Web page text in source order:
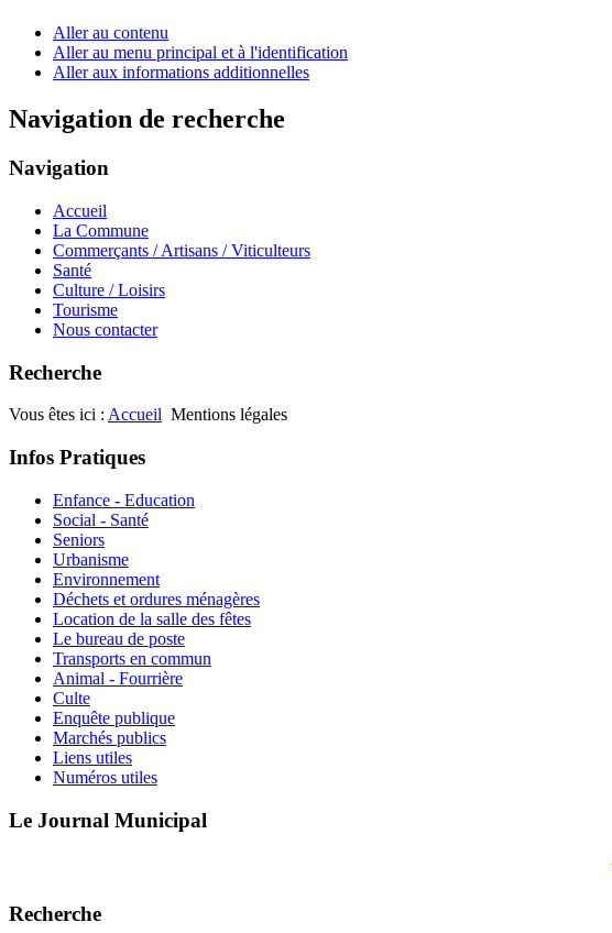
Aller au contenu
Aller au menu principal et à l'identification
Aller aux informations additionnelles
Navigation de recherche
Navigation
Accueil
La Commune
Commerçants / Artisans / Viticulteurs
Santé
Culture / Loisirs
Tourisme
Nous contacter
Recherche
Vous êtes ici : Accueil Mentions légales
Infos Pratiques
Enfance - Education
Social - Santé
Seniors
Urbanisme
Environnement
Déchets et ordures ménagères
Location de la salle des fêtes
Le bureau de poste
Transports en commun
Animal - Fourrière
Culte
Enquête publique
Marchés publics
Liens utiles
Numéros utiles
Le Journal Municipal
Recherche